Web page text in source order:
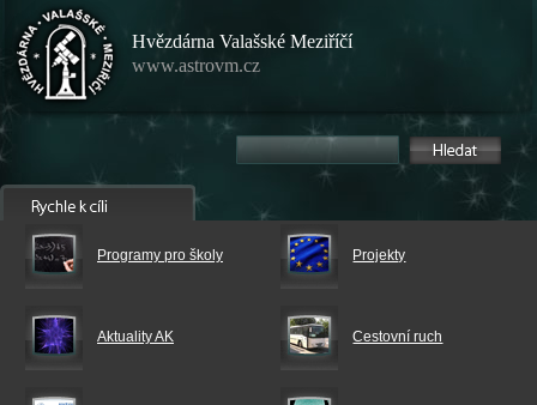
Hvězdárna Valašské Meziříčí
www.astrovm.cz
Programy pro školy Projekty
Aktuality AK Cestovní ruch